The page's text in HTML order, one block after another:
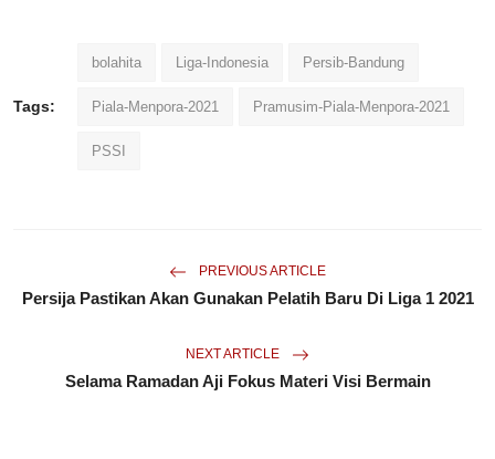
Tags:
bolahita Liga-Indonesia Persib-Bandung
Piala-Menpora-2021 Pramusim-Piala-Menpora-2021
PSSI
PREVIOUS ARTICLE
Persija Pastikan Akan Gunakan Pelatih Baru Di Liga 1 2021
NEXT ARTICLE
Selama Ramadan Aji Fokus Materi Visi Bermain